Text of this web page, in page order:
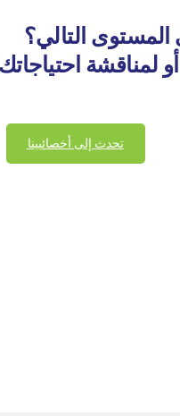
التالي؟
لمناقشة
تحدث إلى أخصائيينا